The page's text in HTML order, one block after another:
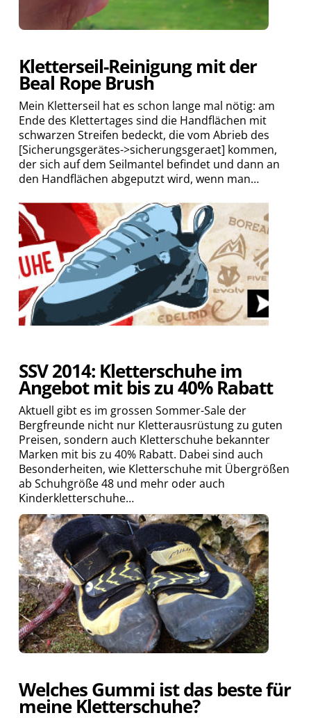
Kletterseil-Reinigung mit der
Beal Rope Brush
Mein Kletterseil hat es schon lange mal nötig: am
Ende des Klettertages sind die Handflächen mit
schwarzen Streifen bedeckt, die vom Abrieb des
[Sicherungsgerätes->sicherungsgeraet] kommen,
der sich auf dem Seilmantel befindet und dann an
den Handflächen abgeputzt wird, wenn man…
SSV 2014: Kletterschuhe im
Angebot mit bis zu 40% Rabatt
Aktuell gibt es im grossen Sommer-Sale der
Bergfreunde nicht nur Kletterausrüstung zu guten
Preisen, sondern auch Kletterschuhe bekannter
Marken mit bis zu 40% Rabatt. Dabei sind auch
Besonderheiten, wie Kletterschuhe mit Übergrößen
ab Schuhgröße 48 und mehr oder auch
Kinderkletterschuhe…
Welches Gummi ist das beste für
meine Kletterschuhe?